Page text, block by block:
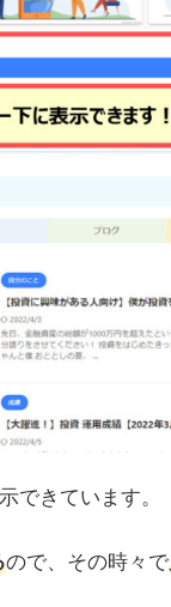
できています。
ので、その時々で